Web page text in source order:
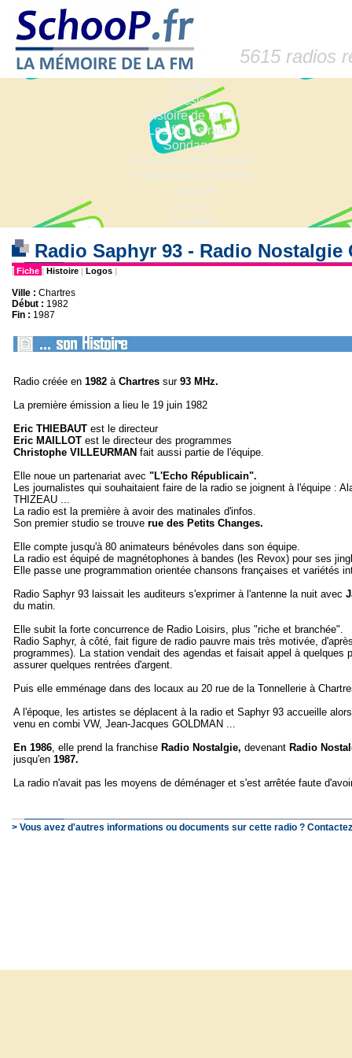
5615 radios
Accueil
Dossiers
Histoire de la FM
Les fiches radio
Sondages
Anciennes fréquences
Fréquences actuelles
Lexique
Liens
Contact
Radio Saphyr 93 - Radio Nostalgie
| Fiche | Histoire | Logos |
Ville : Chartres
Début : 1982
Fin : 1987
Radio créée en 1982 à Chartres sur 93 MHz.
La première émission a lieu le 19 juin 1982
Eric THIEBAUT est le directeur
Eric MAILLOT est le directeur des programmes
Christophe VILLEURMAN fait aussi partie de l'équipe.
Elle noue un partenariat avec "L'Echo Républicain".
Les journalistes qui souhaitaient faire de la radio se joignent à l'équipe :
THIZEAU ...
La radio est la première à avoir des matinales d'infos.
Son premier studio se trouve rue des Petits Changes.
Elle compte jusqu'à 80 animateurs bénévoles dans son équipe.
La radio est équipé de magnétophones à bandes (les Revox) pour ses
Elle passe une programmation orientée chansons françaises et variétés
Radio Saphyr 93 laissait les auditeurs s'exprimer à l'antenne la nuit avec
du matin.
Elle subit la forte concurrence de Radio Loisirs, plus "riche et branchée".
Radio Saphyr, à côté, fait figure de radio pauvre mais très motivée,
programmes). La station vendait des agendas et faisait appel à quelques
assurer quelques rentrées d'argent.
Puis elle emménage dans des locaux au 20 rue de la Tonnellerie à
A l'époque, les artistes se déplacent à la radio et Saphyr 93 accueille
venu en combi VW, Jean-Jacques GOLDMAN ...
En 1986, elle prend la franchise Radio Nostalgie, devenant Radio
jusqu'en 1987.
La radio n'avait pas les moyens de déménager et s'est arrêtée faute
> Vous avez d'autres informations ou documents sur cette radio ?